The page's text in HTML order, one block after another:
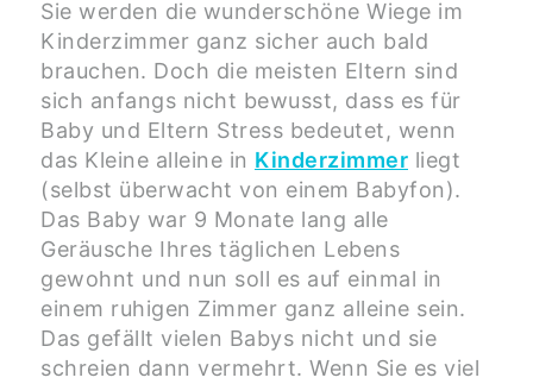
Sie werden die wunderschöne Wiege im
Kinderzimmer ganz sicher auch bald
brauchen. Doch die meisten Eltern sind
sich anfangs nicht bewusst, dass es für
Baby und Eltern Stress bedeutet, wenn
das Kleine alleine in Kinderzimmer liegt
(selbst überwacht von einem Babyfon).
Das Baby war 9 Monate lang alle
Geräusche Ihres täglichen Lebens
gewohnt und nun soll es auf einmal in
einem ruhigen Zimmer ganz alleine sein.
Das gefällt vielen Babys nicht und sie
schreien dann vermehrt. Wenn Sie es viel